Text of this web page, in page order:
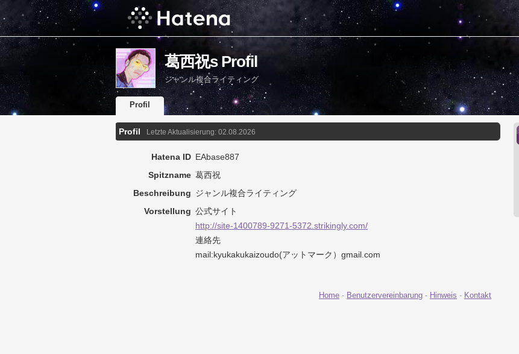
葛西祝s Profil
ジャンル複合ライティング
Profil
Profil Letzte Aktualisierung: 02.08.2026
Hatena ID EAbase887
Spitzname 葛西祝
Beschreibung ジャンル複合ライティング
Vorstellung 公式サイト
http://site-1400789-9271-5372.strikingly.com/
連絡先
mail:kyukakukaizoudo(アットマーク）gmail.com
Home - Benutzervereinbarung - Hinweis - Kontakt